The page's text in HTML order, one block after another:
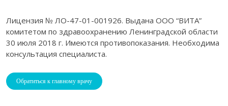
Лицензия № ЛО-47-01-001926. Выдана ООО “ВИТА”
комитетом по здравоохранению Ленинградской области
30 июля 2018 г. Имеются противопоказания. Необходима
консультация специалиста.
Обратиться к главному врачу